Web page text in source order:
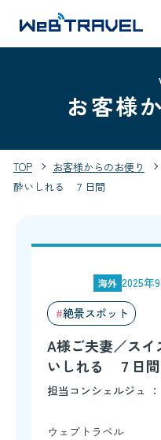
お客様
TOP お客様からのお便り
酔いしれる ７日間
海外 2025年
絶景スポット
A様ご夫妻／ス
いしれる ７日間
担当コンシェルジュ ：
ウェブトラベル